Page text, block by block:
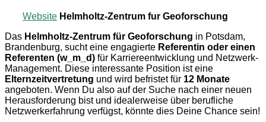
Website Helmholtz-Zentrum fur Geoforschung
Das Helmholtz-Zentrum für Geoforschung in Potsdam,
Brandenburg, sucht eine engagierte Referentin oder einen
Referenten (w_m_d) für Karriereentwicklung und Netzwerk-
Management. Diese interessante Position ist eine
Elternzeitvertretung und wird befristet für 12 Monate
angeboten. Wenn Du also auf der Suche nach einer neuen
Herausforderung bist und idealerweise über berufliche
Netzwerkerfahrung verfügst, könnte dies Deine Chance sein!